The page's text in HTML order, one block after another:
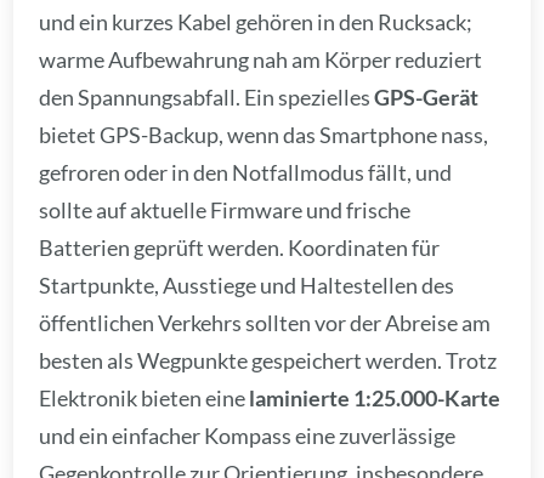
und ein kurzes Kabel gehören in den Rucksack;
warme Aufbewahrung nah am Körper reduziert
den Spannungsabfall. Ein speziellesGPS-Gerät
bietet GPS-Backup, wenn das Smartphone nass,
gefroren oder in den Notfallmodus fällt, und
sollte auf aktuelle Firmware und frische
Batterien geprüft werden. Koordinaten für
Startpunkte, Ausstiege und Haltestellen des
öffentlichen Verkehrs sollten vor der Abreise am
besten als Wegpunkte gespeichert werden. Trotz
Elektronik bieten einelaminierte 1:25.000-Karte
und ein einfacher Kompass eine zuverlässige